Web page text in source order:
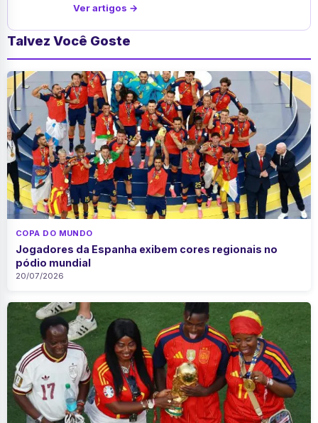
Ver artigos →
Talvez Você Goste
COPA DO MUNDO
Jogadores da Espanha exibem cores regionais no
pódio mundial
20/07/2026